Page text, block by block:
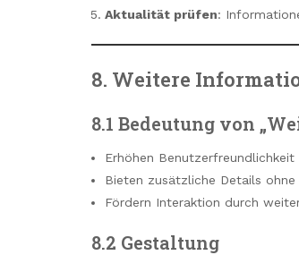
Aktualität prüfen:
8. Weitere
8.1 Bedeutung von
Erhöhen Benutzerfreundlichkeit
Bieten zusätzliche Details
Fördern Interaktion durch
8.2 Gestaltung